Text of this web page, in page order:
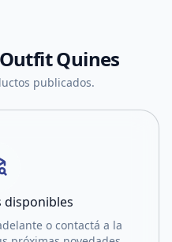
Quines
publicados.
disponibles
o contactá a la